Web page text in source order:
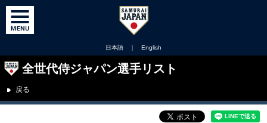
日本語 ｜ English
全世代侍ジャパン選手リスト
戻る